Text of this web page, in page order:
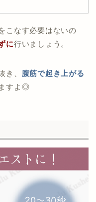
こなす必要はないの
に行いましょう。
き、 腹筋で起き上がる
すよ◎